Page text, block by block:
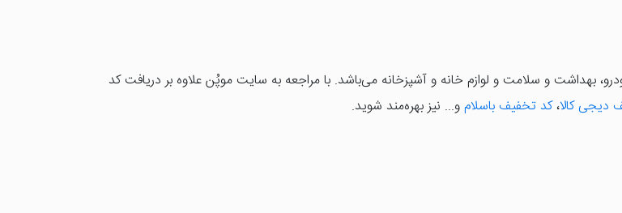
خودرو، بهداشت و سلامت و لوازم خانه و آشپزخانه می‌باشد. با مراجعه به سایت موپُن علاوه بر دریافت کد
دیجی کالا،کد تخفیف باسلامو... نیز بهره‌مند شوید.